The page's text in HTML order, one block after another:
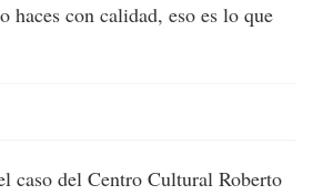
haces con calidad, eso es lo que
caso del Centro Cultural Roberto